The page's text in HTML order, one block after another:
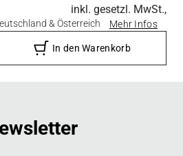
inkl. gesetzl. MwSt.,
& Österreich Mehr Infos
In den Warenkorb